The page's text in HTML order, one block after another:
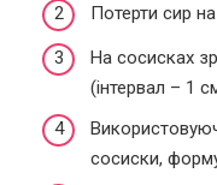
Потерти сир на
На сосисках
(інтервал – 1
сосиски,